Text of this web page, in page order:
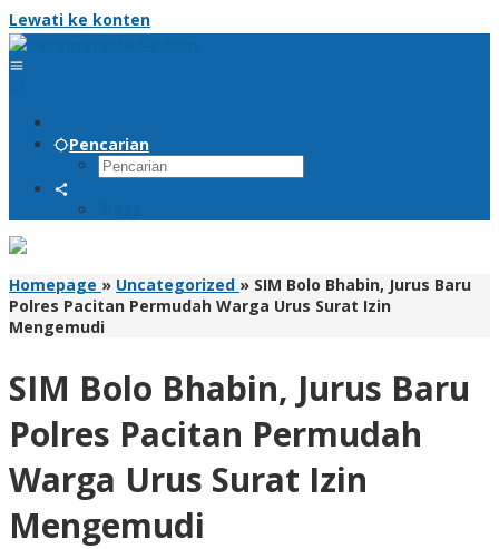
Lewati ke konten
Pencarian
Homepage » Uncategorized » SIM Bolo Bhabin, Jurus Baru
Polres Pacitan Permudah Warga Urus Surat Izin
Mengemudi
SIM Bolo Bhabin, Jurus Baru
Polres Pacitan Permudah
Warga Urus Surat Izin
Mengemudi